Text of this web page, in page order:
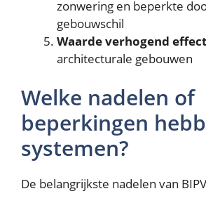
zonwering en beperkte
gebouwschil
Waarde verhogend effect
architecturale gebouwen
Welke nadelen of
beperkingen
systemen?
De belangrijkste nadelen van